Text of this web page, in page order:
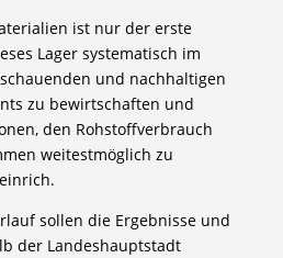
ist nur der erste
Lager systematisch im
und nachhaltigen
zu bewirtschaften und
den Rohstoffverbrauch
weitestmöglich zu
sollen die Ergebnisse und
der Landeshauptstadt